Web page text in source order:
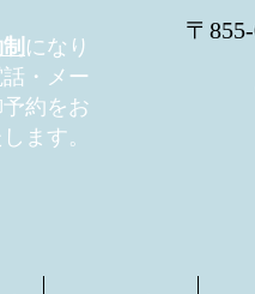
になり
・メー
約をお
ます。
〒